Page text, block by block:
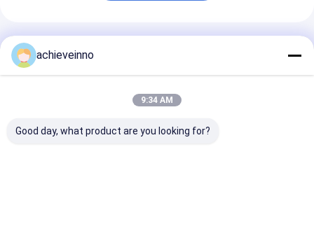
Empfohlene Produkte
achieveinno
9:34 AM
Good day, what product are you looking for?